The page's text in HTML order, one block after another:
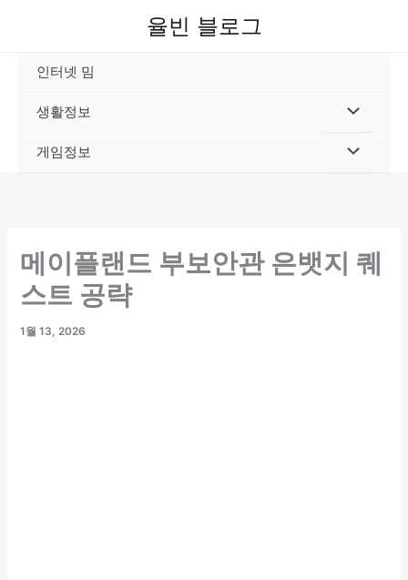
율빈 블로그
인터넷 밈
생활정보
게임정보
메이플랜드 부보안관 은뱃지 퀘
스트 공략
1월 13, 2026